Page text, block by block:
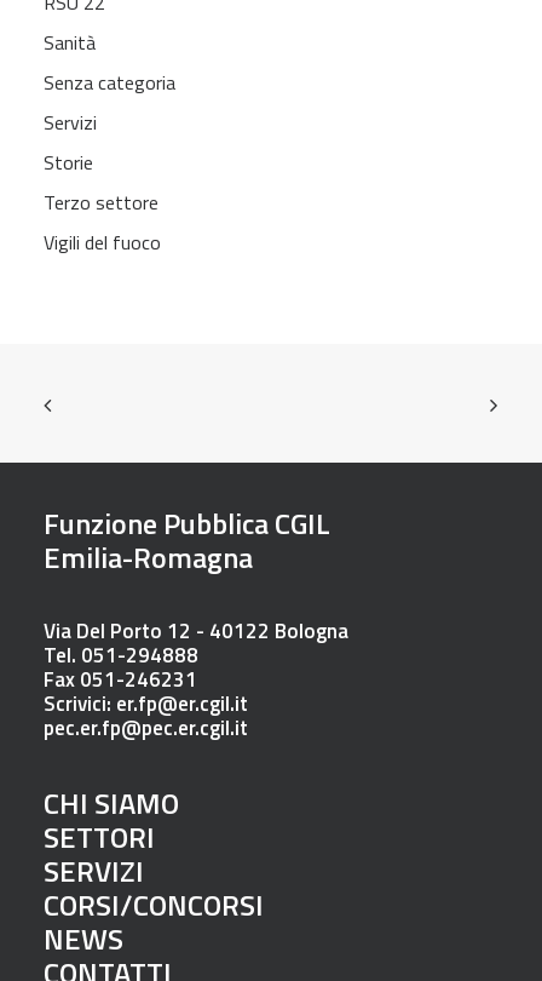
Sanità
Senza categoria
Servizi
Storie
Terzo settore
Vigili del fuoco
Funzione Pubblica CGIL
Emilia-Romagna
Via Del Porto 12 - 40122 Bologna
Tel. 051-294888
Fax 051-246231
Scrivici: er.fp@er.cgil.it
pec.er.fp@pec.er.cgil.it
CHI SIAMO
SETTORI
SERVIZI
CORSI/CONCORSI
NEWS